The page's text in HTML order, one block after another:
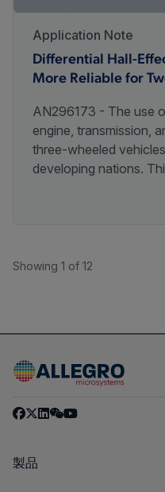
Application Note
Differential Hall-
More Reliable for
AN296173 - The use
engine, transmission,
three-wheeled
developing nations.
Showing 1 of 12
製品